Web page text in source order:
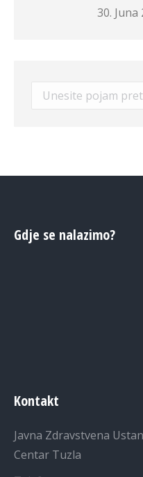
30. Juna
Search:
Gdje se nalazimo?
Kontakt
Javna Zdravstvena
Centar Tuzla